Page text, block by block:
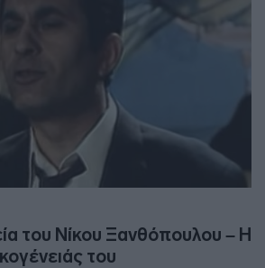
του Νίκου Ξανθόπουλου – Η
του